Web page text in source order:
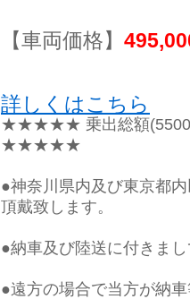
【車両価格】
詳しくはこちら
★★★★★ 乗出総額
★★★★★
●神奈川県内及び東京都
頂戴致します。
●納車及び陸送に付きま
●遠方の場合で当方が納